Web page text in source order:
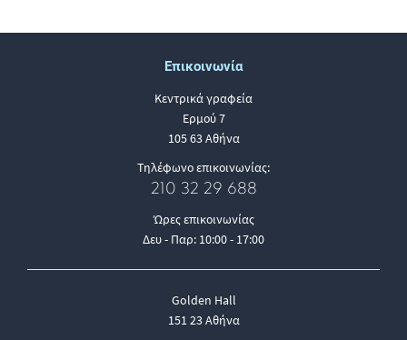
Επικοινωνία
Κεντρικά γραφεία
Ερμού 7
105 63 Αθήνα
Τηλέφωνο επικοινωνίας:
210 32 29 688
Ώρες επικοινωνίας
Δευ - Παρ: 10:00 - 17:00
Golden Hall
151 23 Αθήνα